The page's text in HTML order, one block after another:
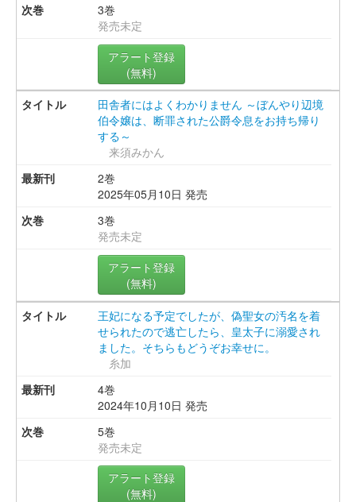
3巻
発売未定
アラート登録
(無料)
田舎者にはよくわかりません ～ぼんやり辺境
伯令嬢は、断罪された公爵令息をお持ち帰り
する～
来須みかん
2巻
2025年05月10日 発売
3巻
発売未定
アラート登録
(無料)
王妃になる予定でしたが、偽聖女の汚名を着
せられたので逃亡したら、皇太子に溺愛され
ました。そちらもどうぞお幸せに。
糸加
4巻
2024年10月10日 発売
5巻
発売未定
アラート登録
(無料)